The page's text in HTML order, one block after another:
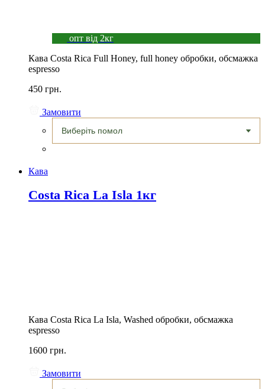
опт від 2кг
Кава Costa Rica Full Honey, full honey обробки, обсмажка
espresso
450 грн.
Замовити
Кава
Costa Rica La Isla 1кг
Кава Costa Rica La Isla, Washed обробки, обсмажка
espresso
1600 грн.
Замовити